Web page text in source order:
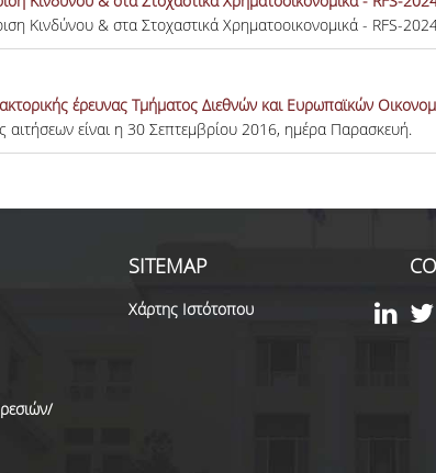
Κινδύνου & στα Στοχαστικά Χρηματοοικονομικά - RFS-
έρευνας Τμήματος Διεθνών και Ευρωπαϊκών
αιτήσεων είναι η 30 Σεπτεμβρίου 2016, ημέρα Παρασκευή.
SITEMAP
Χάρτης Ιστότοπου